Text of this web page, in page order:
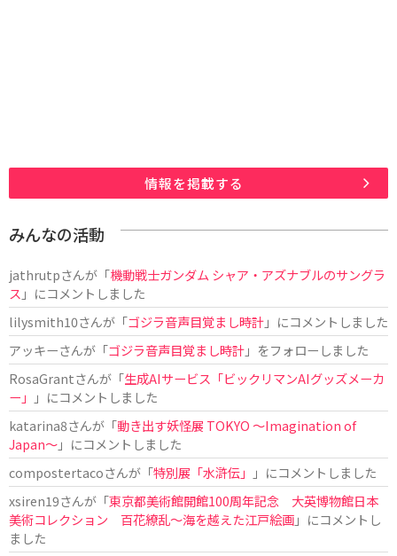
情報を掲載する
みんなの活動
jathrutpさんが「機動戦士ガンダム シャア・アズナブルのサングラ
ス 」にコメントしました
lilysmith10さんが「ゴジラ音声目覚まし時計」にコメントしました
アッキーさんが「ゴジラ音声目覚まし時計」をフォローしました
RosaGrantさんが「生成AIサービス「ビックリマンAIグッズメーカ
ー」
」にコメントしました
katarina8さんが「動き出す妖怪展 TOKYO 〜Imagination of
Japan〜」にコメントしました
compostertacoさんが「特別展「水滸伝」
」にコメントしました
xsiren19さんが「東京都美術館開館100周年記念 大英博物館日本
美術コレクション 百花繚乱～海を越えた江戸絵画」にコメントし
ました